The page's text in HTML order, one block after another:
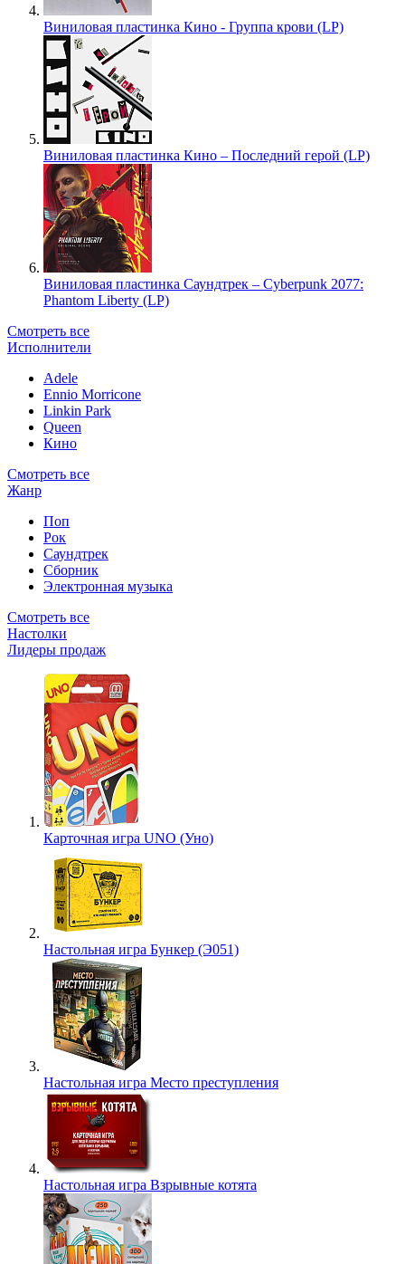
Виниловая пластинка Кино - Группа крови (LP)
Виниловая пластинка Кино – Последний герой (LP)
Виниловая пластинка Саундтрек – Cyberpunk 2077:
Phantom Liberty (LP)
Смотреть все
Исполнители
Adele
Ennio Morricone
Linkin Park
Queen
Кино
Смотреть все
Жанр
Поп
Рок
Саундтрек
Сборник
Электронная музыка
Смотреть все
Настолки
Лидеры продаж
Карточная игра UNO (Уно)
Настольная игра Бункер (Э051)
Настольная игра Место преступления
Настольная игра Взрывные котята